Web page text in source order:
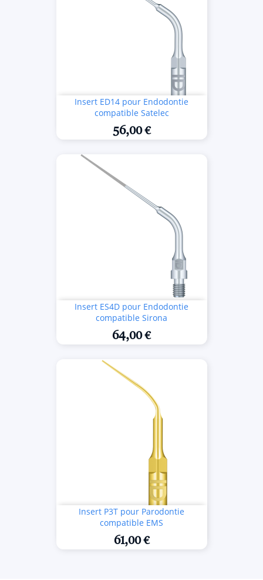
Insert ED14 pour Endodontie
compatible Satelec
56,00 €
Insert ES4D pour Endodontie
compatible Sirona
64,00 €
Insert P3T pour Parodontie
compatible EMS
61,00 €